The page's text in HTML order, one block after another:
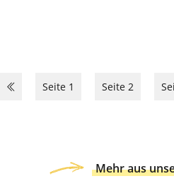
Seite 1 Seite 2
Mehr aus